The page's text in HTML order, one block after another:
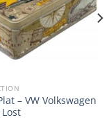
– VW Volkswagen
Lost